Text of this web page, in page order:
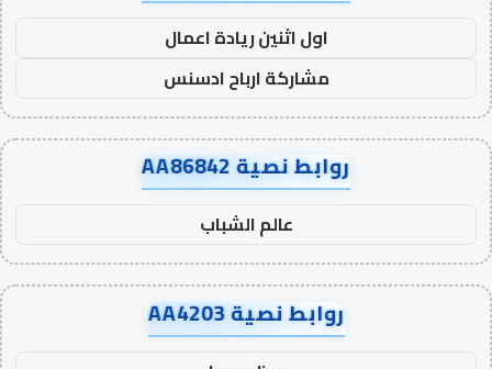
اول اثنين ريادة اعمال
مشاركة ارباح ادسنس
روابط نصية AA86842
عالم الشباب
روابط نصية AA4203